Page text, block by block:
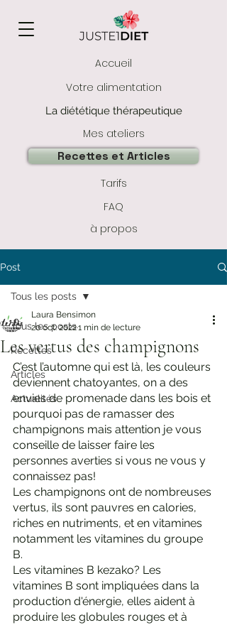
Accueil
Votre alimentation
La diététique thérapeutique
Mes ateliers
Recettes et Articles
Tarifs
FAQ
à propos
Post
Tous les posts
Recettes
Articles
Actualités
Tous les posts
Les vertus des champignons
Laura Bensimon
20 oct. 20221 min de lecture
C’est l’automne qui est là, les couleurs
deviennent chatoyantes, on a des
envies de promenade dans les bois et
pourquoi pas de ramasser des
champignons mais attention je vous
conseille de laisser faire les
personnes averties si vous ne vous y
connaissez pas!
Les champignons ont de nombreuses
vertus, ils sont pauvres en calories,
riches en nutriments, et en vitamines
notamment les vitamines du groupe
B.
Les vitamines B kezako? Les
vitamines B sont impliquées dans la
production d'énergie, elles aident à
produire les globules rouges et à